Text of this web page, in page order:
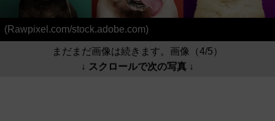
(Rawpixel.com/stock.adobe.com)
まだまだ画像は続きます。画像（4/5）
↓ スクロールで次の写真 ↓